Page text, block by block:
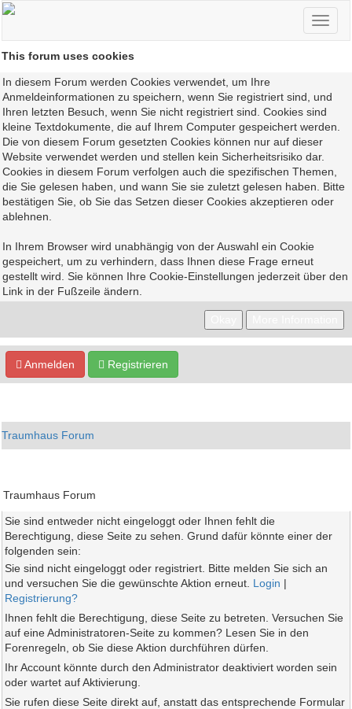
This forum uses cookies
In diesem Forum werden Cookies verwendet, um Ihre
Anmeldeinformationen zu speichern, wenn Sie registriert sind, und
Ihren letzten Besuch, wenn Sie nicht registriert sind. Cookies sind
kleine Textdokumente, die auf Ihrem Computer gespeichert werden.
Die von diesem Forum gesetzten Cookies können nur auf dieser
Website verwendet werden und stellen kein Sicherheitsrisiko dar.
Cookies in diesem Forum verfolgen auch die spezifischen Themen,
die Sie gelesen haben, und wann Sie sie zuletzt gelesen haben. Bitte
bestätigen Sie, ob Sie das Setzen dieser Cookies akzeptieren oder
ablehnen.
In Ihrem Browser wird unabhängig von der Auswahl ein Cookie
gespeichert, um zu verhindern, dass Ihnen diese Frage erneut
gestellt wird. Sie können Ihre Cookie-Einstellungen jederzeit über den
Link in der Fußzeile ändern.
Anmelden Registrieren
Traumhaus Forum
Traumhaus Forum
Sie sind entweder nicht eingeloggt oder Ihnen fehlt die
Berechtigung, diese Seite zu sehen. Grund dafür könnte einer der
folgenden sein:
Sie sind nicht eingeloggt oder registriert. Bitte melden Sie sich an
und versuchen Sie die gewünschte Aktion erneut. Login |
Registrierung?
Ihnen fehlt die Berechtigung, diese Seite zu betreten. Versuchen Sie
auf eine Administratoren-Seite zu kommen? Lesen Sie in den
Forenregeln, ob Sie diese Aktion durchführen dürfen.
Ihr Account könnte durch den Administrator deaktiviert worden sein
oder wartet auf Aktivierung.
Sie rufen diese Seite direkt auf, anstatt das entsprechende Formular